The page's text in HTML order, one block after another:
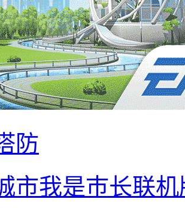
防
市我是巿长联机